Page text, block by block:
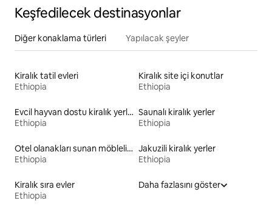
Keşfedilecek destinasyonlar
Diğer konaklama türleri Yapılacak şeyler
Kiralık tatil evleri
Ethiopia
Kiralık site içi konutlar
Ethiopia
Evcil hayvan dostu kiralık yerler
Ethiopia
Saunalı kiralık yerler
Ethiopia
Otel olanakları sunan möbleli kiralık yerler
Ethiopia
Jakuzili kiralık yerler
Ethiopia
Kiralık sıra evler
Ethiopia
Daha fazlasını göster